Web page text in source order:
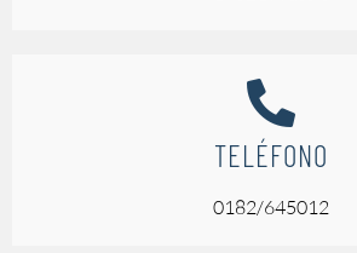
TELÉFONO
0182/645012